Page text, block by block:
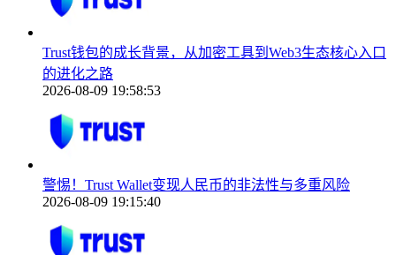
Trust钱包的成长背景，从加密工具到Web3生态核心入口
的进化之路
2026-08-09 19:58:53
警惕！Trust Wallet变现人民币的非法性与多重风险
2026-08-09 19:15:40